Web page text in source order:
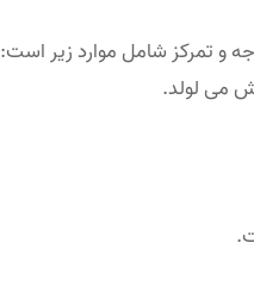
و تمرکز شامل موارد زیر است:
می لولد.